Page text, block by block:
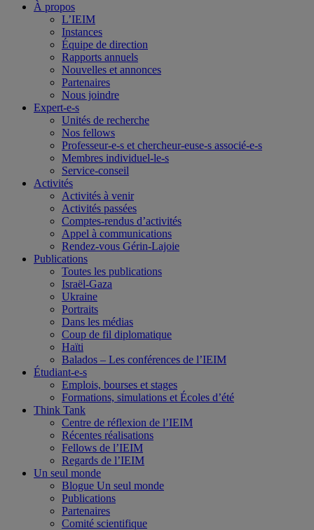
À propos
L’IEIM
Instances
Équipe de direction
Rapports annuels
Nouvelles et annonces
Partenaires
Nous joindre
Expert-e-s
Unités de recherche
Nos fellows
Professeur-e-s et chercheur-euse-s associé-e-s
Membres individuel-le-s
Service-conseil
Activités
Activités à venir
Activités passées
Comptes-rendus d’activités
Appel à communications
Rendez-vous Gérin-Lajoie
Publications
Toutes les publications
Israël-Gaza
Ukraine
Portraits
Dans les médias
Coup de fil diplomatique
Haïti
Balados – Les conférences de l’IEIM
Étudiant-e-s
Emplois, bourses et stages
Formations, simulations et Écoles d’été
Think Tank
Centre de réflexion de l’IEIM
Récentes réalisations
Fellows de l’IEIM
Regards de l’IEIM
Un seul monde
Blogue Un seul monde
Publications
Partenaires
Comité scientifique